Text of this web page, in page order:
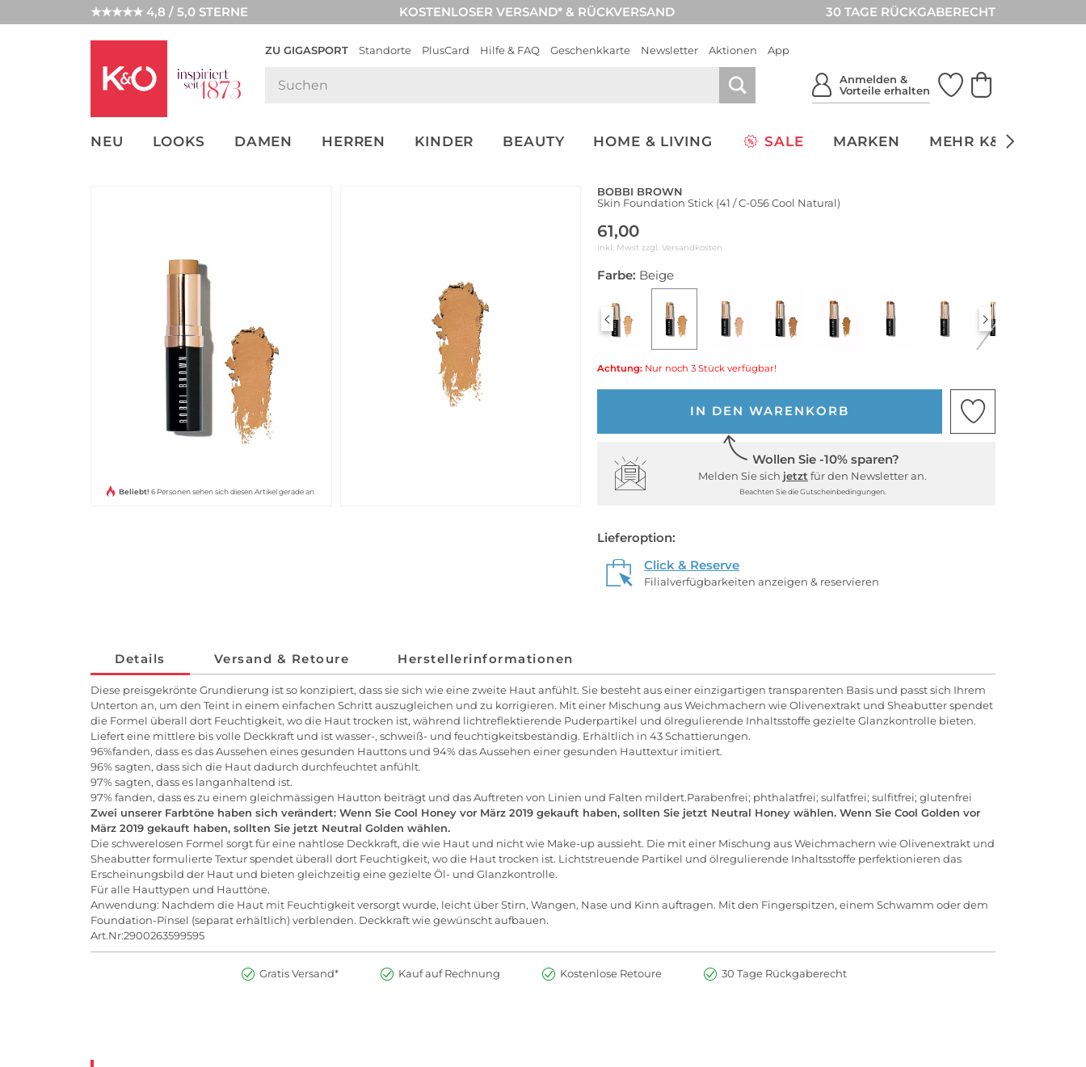
★★★★★ 4,8 / 5,0 STERNE KOSTENLOSER VERSAND* & RÜCKVERSAND 30 TAGE RÜCKGABERECHT
ZU GIGASPORT Standorte PlusCard Hilfe & FAQ Geschenkkarte Newsletter Aktionen App
Anmelden &
Vorteile erhalten
NEU LOOKS DAMEN HERREN KINDER BEAUTY HOME & LIVING SALE MARKEN MEHR K&Ö
UNSERE APP
CLICK &
Beliebt! 6 Personen sehen sich diesen Artikel gerade an
BOBBI BROWN
Skin Foundation Stick (41 / C-056 Cool Natural)
61,00
inkl. Mwst zzgl. Versandkosten
Farbe: Beige
Achtung: Nur noch 3 Stück verfügbar!
IN DEN WARENKORB
Wollen Sie -10% sparen?
Melden Sie sich jetzt für den Newsletter an.
Beachten Sie die Gutscheinbedingungen.
Lieferoption:
Click & Reserve
Filialverfügbarkeiten anzeigen & reservieren
Details Versand & Retoure Herstellerinformationen
Diese preisgekrönte Grundierung ist so konzipiert, dass sie sich wie eine zweite Haut anfühlt. Sie besteht aus einer einzigartigen transparenten Basis und passt sich Ihrem
Unterton an, um den Teint in einem einfachen Schritt auszugleichen und zu korrigieren. Mit einer Mischung aus Weichmachern wie Olivenextrakt und Sheabutter spendet
die Formel überall dort Feuchtigkeit, wo die Haut trocken ist, während lichtreflektierende Puderpartikel und ölregulierende Inhaltsstoffe gezielte Glanzkontrolle bieten.
Liefert eine mittlere bis volle Deckkraft und ist wasser-, schweiß- und feuchtigkeitsbeständig. Erhältlich in 43 Schattierungen.
96%fanden, dass es das Aussehen eines gesunden Hauttons und 94% das Aussehen einer gesunden Hauttextur imitiert.
96% sagten, dass sich die Haut dadurch durchfeuchtet anfühlt.
97% sagten, dass es langanhaltend ist.
97% fanden, dass es zu einem gleichmässigen Hautton beiträgt und das Auftreten von Linien und Falten mildert.Parabenfrei; phthalatfrei; sulfatfrei; sulfitfrei; glutenfrei
Zwei unserer Farbtöne haben sich verändert: Wenn Sie Cool Honey vor März 2019 gekauft haben, sollten Sie jetzt Neutral Honey wählen. Wenn Sie Cool Golden vor
März 2019 gekauft haben, sollten Sie jetzt Neutral Golden wählen.
Die schwerelosen Formel sorgt für eine nahtlose Deckkraft, die wie Haut und nicht wie Make-up aussieht. Die mit einer Mischung aus Weichmachern wie Olivenextrakt und
Sheabutter formulierte Textur spendet überall dort Feuchtigkeit, wo die Haut trocken ist. Lichtstreuende Partikel und ölregulierende Inhaltsstoffe perfektionieren das
Erscheinungsbild der Haut und bieten gleichzeitig eine gezielte Öl- und Glanzkontrolle.
Für alle Hauttypen und Hauttöne.
Anwendung: Nachdem die Haut mit Feuchtigkeit versorgt wurde, leicht über Stirn, Wangen, Nase und Kinn auftragen. Mit den Fingerspitzen, einem Schwamm oder dem
Foundation-Pinsel (separat erhältlich) verblenden. Deckkraft wie gewünscht aufbauen.
Art.Nr:2900263599595
Gratis Versand* Kauf auf Rechnung Kostenlose Retoure 30 Tage Rückgaberecht